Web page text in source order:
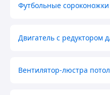
Футбольные
Двигатель с редуктором
Вентилятор-люстра